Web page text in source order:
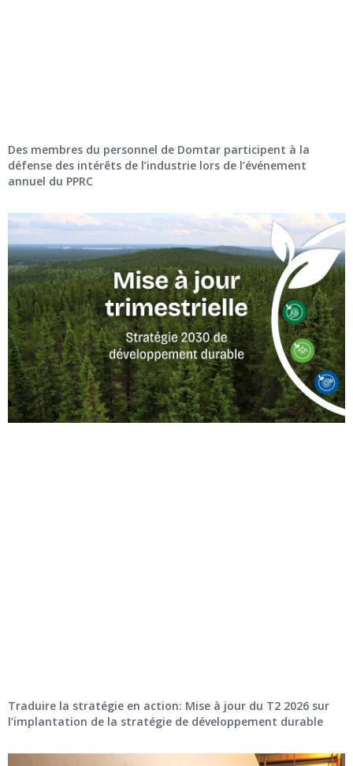
Des membres du personnel de Domtar participent à la
défense des intérêts de l’industrie lors de l’événement
annuel du PPRC
Traduire la stratégie en action: Mise à jour du T2 2026 sur
l’implantation de la stratégie de développement durable